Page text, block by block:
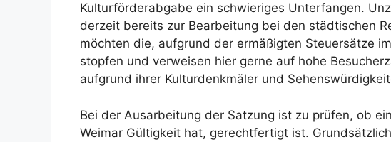
Kulturförderabgabe ein schwieriges Unterfangen.
derzeit bereits zur Bearbeitung bei den städtischen
möchten die, aufgrund der ermäßigten Steuersätze
stopfen und verweisen hier gerne auf hohe
aufgrund ihrer Kulturdenkmäler und
Bei der Ausarbeitung der Satzung ist zu prüfen, ob
Weimar Gültigkeit hat, gerechtfertigt ist.